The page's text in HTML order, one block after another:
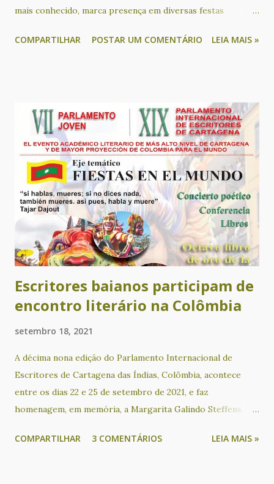
mais conhecido, marca presença em diversas festas
escritor é um dos convidados para participar em uma mesa
ele também apresenta o seu livro “Português afro-
brasileiro: o preenchimento do sujeito pronominal na
comunidade quilombola de Lagoinha”. Este livro de José
Carlos Assunção Novaes, decorrente de sua tese de
doutoramento, apresenta um importante panorama sobre a
questão do português afro-brasileiro, a partir do estudo
da comunidade quilombola da Lagoinha, localizada no
município de Nova Canaã, no sudoeste da Bahia. A partir de
sua leitura, qualquer pessoa interessada poderá obter
informações relevan...
COMPARTILHAR POSTAR UM COMENTÁRIO LEIA MAIS »
Escritores baianos participam de
encontro literário na Colômbia
setembro 18, 2021
A décima nona edição do Parlamento Internacional de
Escritores de Cartagena das Índias, Colômbia, acontece
entre os dias 22 e 25 de setembro de 2021, e faz
homenagem, em memória, a Margarita Galindo Steffens,
Enrique Jatibe Tome. Poetas baianos no evento: Valdeck
COMPARTILHAR 3 COMENTÁRIOS LEIA MAIS »